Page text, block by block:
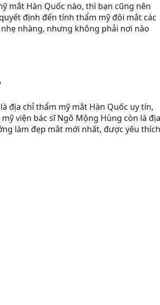
mắt Hàn Quốc nào, thì bạn cũng nên
định đến tính thẩm mỹ đôi mắt các
nhàng, nhưng không phải nơi nào
địa chỉ thẩm mỹ mắt Hàn Quốc uy tín,
viện bác sĩ Ngô Mộng Hùng còn là địa
làm đẹp mắt mới nhất, được yêu thích